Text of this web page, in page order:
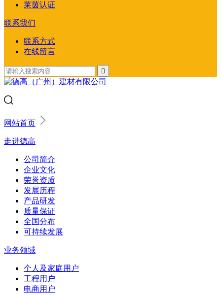
莱茵认证
联系我们
联系方式
在线留言

网站首页
走进德高
公司简介
企业文化
荣誉资质
发展历程
产品研发
质量保证
全国分布
可持续发展
业务领域
个人及家庭用户
工程用户
电商用户